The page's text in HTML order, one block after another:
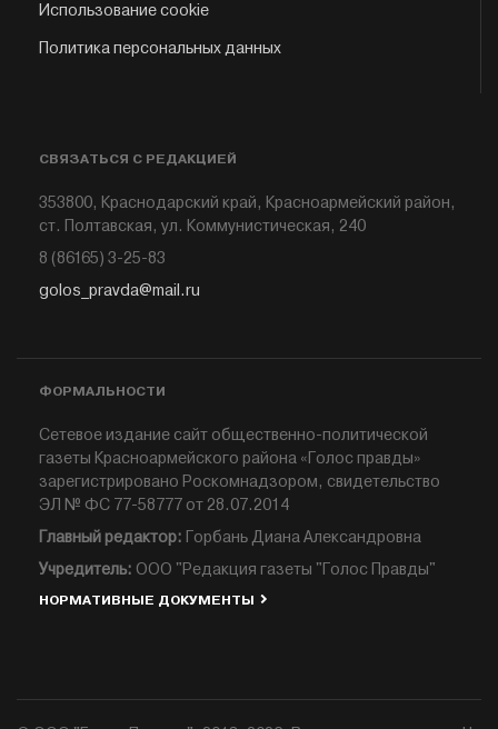
Использование cookie
Политика персональных данных
СВЯЗАТЬСЯ С РЕДАКЦИЕЙ
353800, Краснодарский край, Красноармейский район,
ст. Полтавская, ул. Коммунистическая, 240
8 (86165) 3-25-83
golos_pravda@mail.ru
ФОРМАЛЬНОСТИ
Сетевое издание сайт общественно-политической
газеты Красноармейского района «Голос правды»
зарегистрировано Роскомнадзором, свидетельство
ЭЛ № ФС 77-58777 от 28.07.2014
Главный редактор: Горбань Диана Александровна
Учредитель: ООО "Редакция газеты "Голос Правды"
НОРМАТИВНЫЕ ДОКУМЕНТЫ